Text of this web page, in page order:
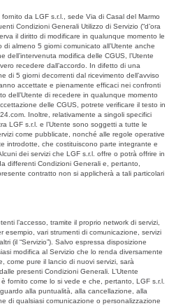
da LGF s.r.l., sede Via di Casal del Marmo
Condizioni Generali Utilizzo di Servizio (“d’ora
il diritto di modificare in qualunque momento le
almeno 5 giorni comunicato all’Utente anche
dell’intervenuta modifica delle CGUS, l’Utente
recedere dall’accordo. In difetto di una
di 5 giorni decorrenti dal ricevimento dell’avviso
accettate e pienamente efficaci nei confronti
dell’Utente di recedere in qualunque momento
delle CGUS, potrete verificare il testo in
Inoltre, relativamente a singoli specifici
LGF s.r.l. e l’Utente sono soggetti a tutte le
come pubblicate, nonché alle regole operative
introdotte, che costituiscono parte integrante e
dei servizi che LGF s.r.l. offre o potrà offrire in
differenti Condizioni Generali e, pertanto,
contratto non si applicherà a tali particolari
l’accesso, tramite il proprio network di servizi,
esempio, vari strumenti di comunicazione, servizi
(il “Servizio”). Salvo espressa disposizione
modifica al Servizio che lo renda diversamente
come pure il lancio di nuovi servizi, sarà
presenti Condizioni Generali. L’Utente
fornito come lo si vede e che, pertanto, LGF s.r.l.
alla puntualità, alla cancellazione, alla
di qualsiasi comunicazione o personalizzazione